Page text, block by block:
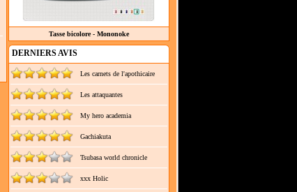
Tasse bicolore - Mononoke
DERNIERS AVIS
Les carnets de l'apothicaire
Les attaquantes
My hero academia
Gachiakuta
Tsubasa world chronicle
xxx Holic